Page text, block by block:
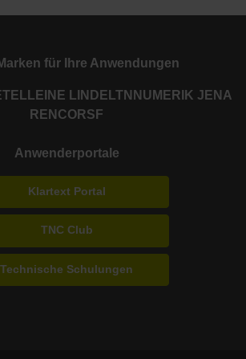
für Ihre Anwendungen
LEINE LINDE LTN NUMERIK JENA
RENCORSF
Anwenderportale
Klartext Portal
TNC Club
Technische Schulungen